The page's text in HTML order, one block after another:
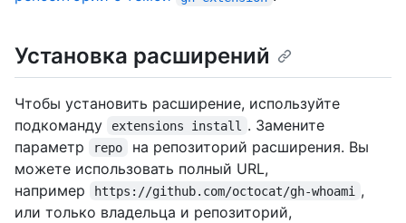
Установка расширений
Чтобы установить расширение, используйте
подкоманду
extensions install
. Замените
параметр
repo
на репозиторий расширения. Вы
можете использовать полный URL,
например
https://github.com/octocat/gh-whoami
,
или только владельца и репозиторий,